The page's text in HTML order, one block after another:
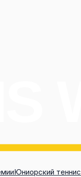
Юниорский теннис